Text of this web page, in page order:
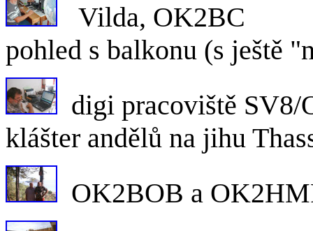
Vilda,
pohled s balkonu (s ještě
digi
klášter andělů na jihu
OK2BOB a